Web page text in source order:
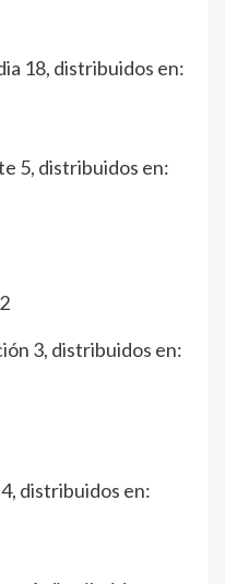
18, distribuidos en:
5, distribuidos en:
3, distribuidos en:
distribuidos en: